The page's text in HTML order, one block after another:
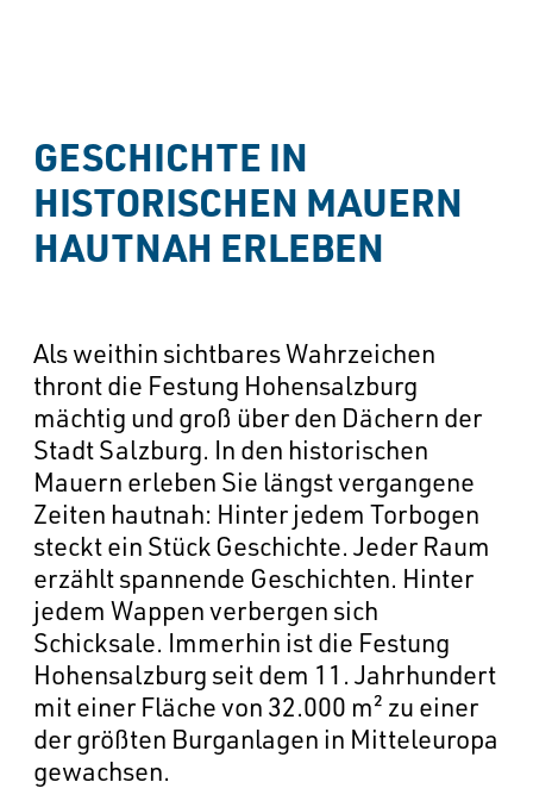
----
----
GESCHICHTE IN
HISTORISCHEN MAUERN
HAUTNAH ERLEBEN
Als weithin sichtbares Wahrzeichen
thront die Festung Hohensalzburg
mächtig und groß über den Dächern der
Stadt Salzburg. In den historischen
Mauern erleben Sie längst vergangene
Zeiten hautnah: Hinter jedem Torbogen
steckt ein Stück Geschichte. Jeder Raum
erzählt spannende Geschichten. Hinter
jedem Wappen verbergen sich
Schicksale. Immerhin ist die Festung
Hohensalzburg seit dem 11. Jahrhundert
mit einer Fläche von 32.000 m² zu einer
der größten Burganlagen in Mitteleuropa
gewachsen.